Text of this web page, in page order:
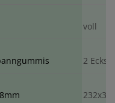
voll
2